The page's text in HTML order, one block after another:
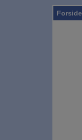
Forside